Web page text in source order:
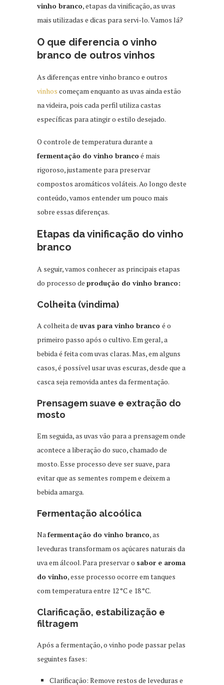
vinho branco, etapas da vinificação, as uvas
mais utilizadas e dicas para servi-lo. Vamos lá?
O que diferencia o vinho
branco de outros vinhos
As diferenças entre vinho branco e outros
vinhos começam enquanto as uvas ainda estão
na videira, pois cada perfil utiliza castas
específicas para atingir o estilo desejado.
O controle de temperatura durante a
fermentação do vinho brancoé mais
rigoroso, justamente para preservar
compostos aromáticos voláteis. Ao longo deste
conteúdo, vamos entender um pouco mais
sobre essas diferenças.
Etapas da vinificação do vinho
branco
A seguir, vamos conhecer as principais etapas
do processo de produção do vinho branco:
Colheita (vindima)
A colheita de uvas para vinho branco é o
primeiro passo após o cultivo. Em geral, a
bebida é feita com uvas claras. Mas, em alguns
casos, é possível usar uvas escuras, desde que a
casca seja removida antes da fermentação.
Prensagem suave e extração do
mosto
Em seguida, as uvas vão para a prensagem onde
acontece a liberação do suco, chamado de
mosto. Esse processo deve ser suave, para
evitar que as sementes rompem e deixem a
bebida amarga.
Fermentação alcoólica
Nafermentação do vinho branco, as
leveduras transformam os açúcares naturais da
uva em álcool. Para preservar o sabor e aroma
do vinho, esse processo ocorre em tanques
com temperatura entre 12 °C e 18 °C.
Clarificação, estabilização e
filtragem
Após a fermentação, o vinho pode passar pelas
seguintes fases:
Clarificação: Remove restos de leveduras e